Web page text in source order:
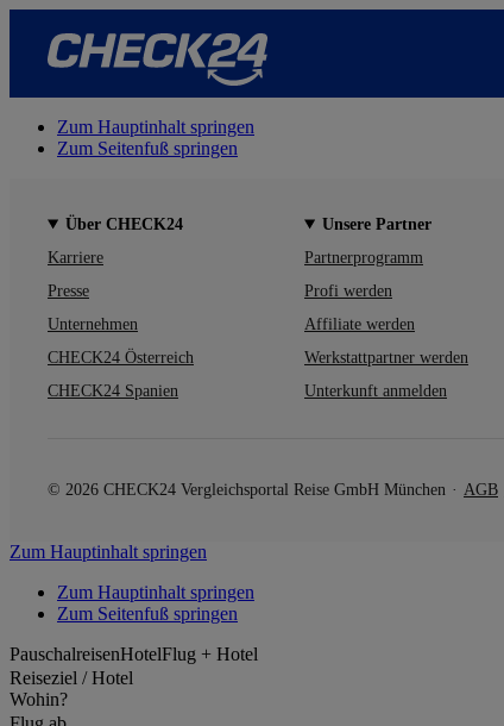
Zum Hauptinhalt springen
Zum Seitenfuß springen
Über CHECK24
Karriere
Presse
Unternehmen
CHECK24 Österreich
CHECK24 Spanien
Unsere Partner
Partnerprogramm
Profi werden
Affiliate werden
Werkstattpartner werden
Unterkunft anmelden
© 2026 CHECK24 Vergleichsportal Reise GmbH München AGB
Zum Hauptinhalt springen
Zum Hauptinhalt springen
Zum Seitenfuß springen
PauschalreisenHotelFlug + Hotel
Reiseziel / Hotel
Wohin?